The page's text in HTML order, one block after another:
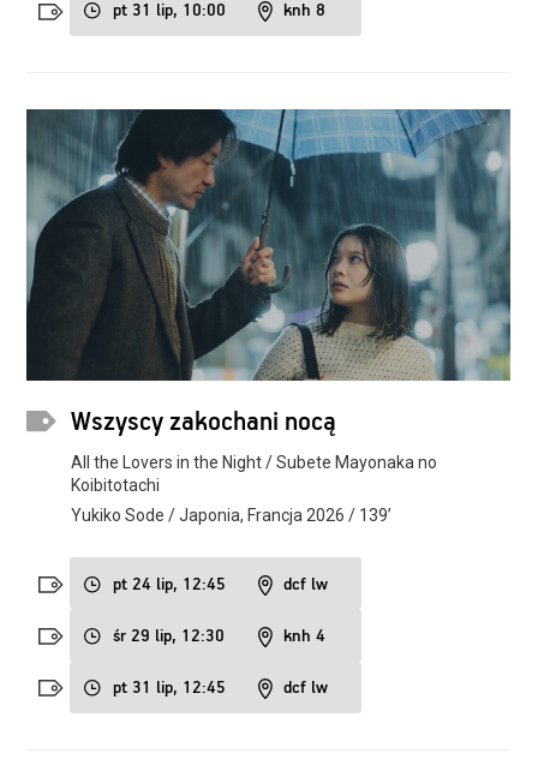
pt 31 lip, 10:00 knh 8
Wszyscy zakochani nocą
All the Lovers in the Night / Subete Mayonaka no
Koibitotachi
Yukiko Sode / Japonia, Francja 2026 / 139’
pt 24 lip, 12:45 dcf lw
śr 29 lip, 12:30 knh 4
pt 31 lip, 12:45 dcf lw